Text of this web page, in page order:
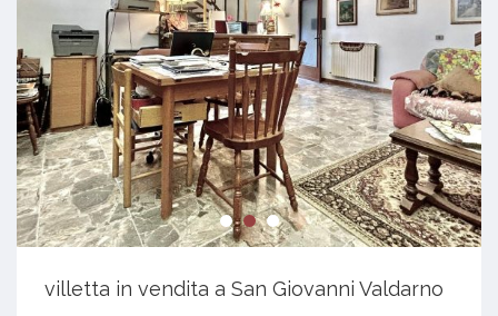
villetta in vendita a San Giovanni Valdarno